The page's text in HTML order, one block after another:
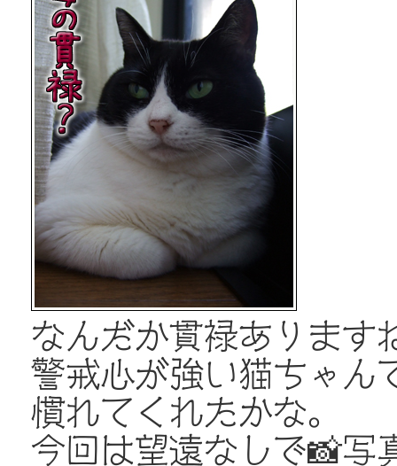
なんだか貫禄あります
警戒心が強い猫ちゃん
慣れてくれたかな。
今回は望遠なしで📸写